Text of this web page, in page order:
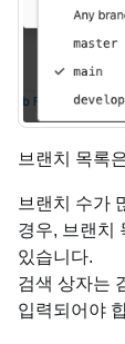
브랜치 목록
브랜치 수가
경우, 브랜치
있습니다.
검색 상자는
입력되어야